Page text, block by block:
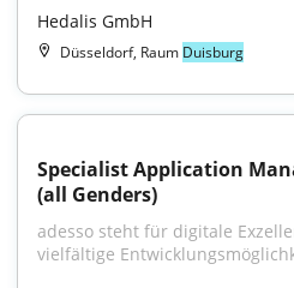
Hedalis GmbH
Düsseldorf, Raum Duisburg
Specialist Application
(all Genders)
adesso steht für digitale
vielfältige